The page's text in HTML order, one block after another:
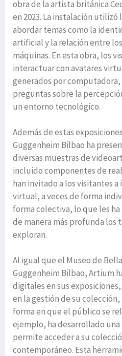
obra de la artista británica
en 2023. La instalación
abordar temas como la
artificial y la relación entre
máquinas. En esta obra, los
interactuar con avatares
generados por
preguntas sobre la
un entorno tecnológico.
Además de estas
Guggenheim Bilbao ha
diversas muestras de
incluido componentes de
han invitado a los visitantes
virtual, a veces de forma
forma colectiva, lo que les
de manera más profunda los
exploran.
Al igual que el Museo de
Guggenheim Bilbao, Artium
digitales en sus
en la gestión de su
forma en que el público se
ejemplo, ha desarrollado
permite acceder a su
contemporáneo. Esta